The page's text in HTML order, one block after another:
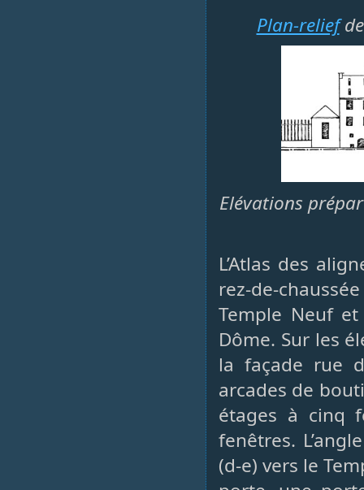
Plan-relief
Elévations
L’Atlas des
rez-de-
Temple Neuf
Dôme. Sur les
la façade rue
arcades de
étages à cinq
fenêtres.
(d-e) vers le